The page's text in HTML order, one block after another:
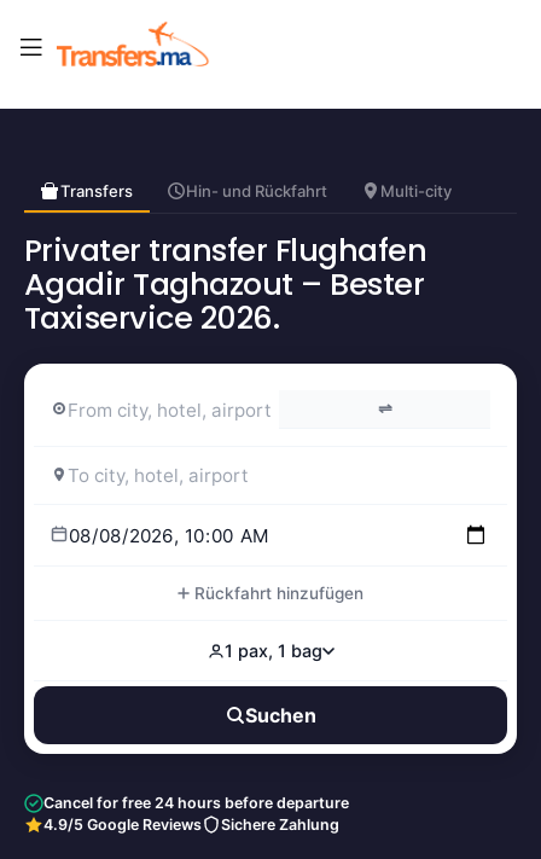
Transfers Hin- und Rückfahrt Multi-city
Privater transfer Flughafen
Agadir Taghazout – Bester
Taxiservice 2026.
⇌
Rückfahrt hinzufügen
1 pax, 1 bag
Suchen
Cancel for free 24 hours before departure
4.9/5 Google Reviews
Sichere Zahlung